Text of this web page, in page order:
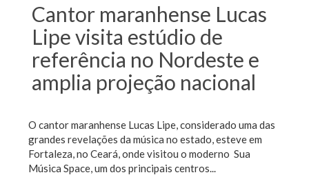
Cantor maranhense Lucas
Lipe visita estúdio de
referência no Nordeste e
amplia projeção nacional
O cantor maranhense Lucas Lipe, considerado uma das
grandes revelações da música no estado, esteve em
Fortaleza, no Ceará, onde visitou o moderno Sua
Música Space⁠, um dos principais centros...